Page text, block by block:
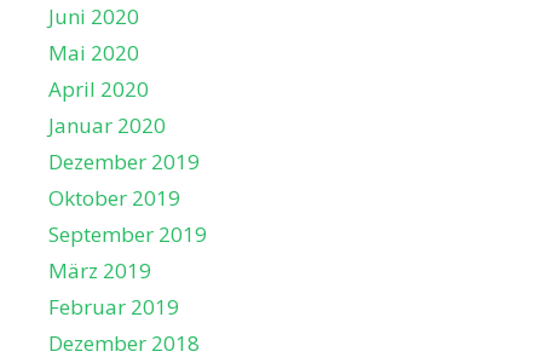
Juni 2020
Mai 2020
April 2020
Januar 2020
Dezember 2019
Oktober 2019
September 2019
März 2019
Februar 2019
Dezember 2018